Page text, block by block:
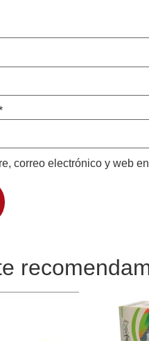
correo electrónico y web